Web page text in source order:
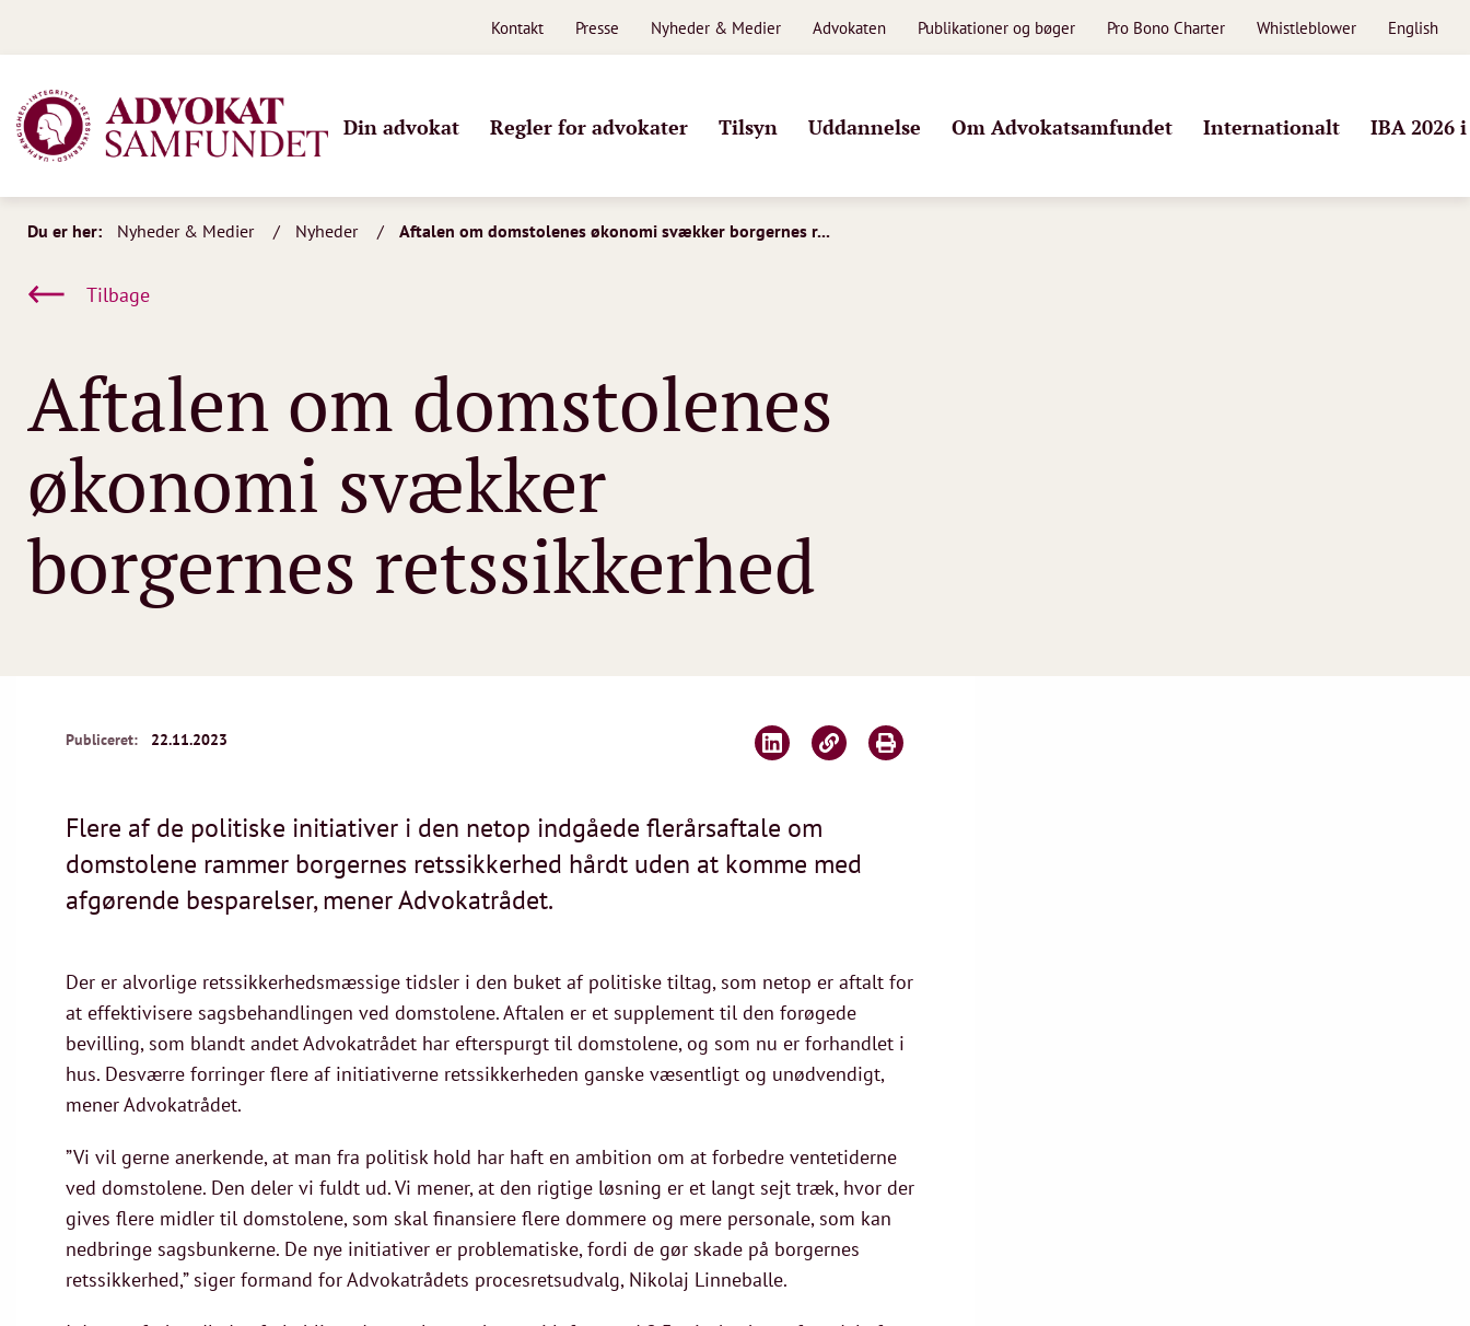
Kontakt Presse Nyheder & Medier Advokaten Publikationer og bøger Pro Bono Charter Whistleblower English
Din advokat Regler for advokater Tilsyn Uddannelse Om Advokatsamfundet Internationalt IBA 2026
Du er her: Nyheder & Medier Nyheder Aftalen om domstolenes økonomi svækker borgernes r...
Tilbage
Aftalen om domstolenes
økonomi svækker
borgernes retssikkerhed
Publiceret: 22.11.2023
Flere af de politiske initiativer i den netop indgåede flerårsaftale om
domstolene rammer borgernes retssikkerhed hårdt uden at komme med
afgørende besparelser, mener Advokatrådet.
Der er alvorlige retssikkerhedsmæssige tidsler i den buket af politiske tiltag, som netop er aftalt for
at effektivisere sagsbehandlingen ved domstolene. Aftalen er et supplement til den forøgede
bevilling, som blandt andet Advokatrådet har efterspurgt til domstolene, og som nu er forhandlet i
hus. Desværre forringer flere af initiativerne retssikkerheden ganske væsentligt og unødvendigt,
mener Advokatrådet.
”Vi vil gerne anerkende, at man fra politisk hold har haft en ambition om at forbedre ventetiderne
ved domstolene. Den deler vi fuldt ud. Vi mener, at den rigtige løsning er et langt sejt træk, hvor der
gives flere midler til domstolene, som skal finansiere flere dommere og mere personale, som kan
nedbringe sagsbunkerne. De nye initiativer er problematiske, fordi de gør skade på borgernes
retssikkerhed,” siger formand for Advokatrådets procesretsudvalg, Nikolaj Linneballe.